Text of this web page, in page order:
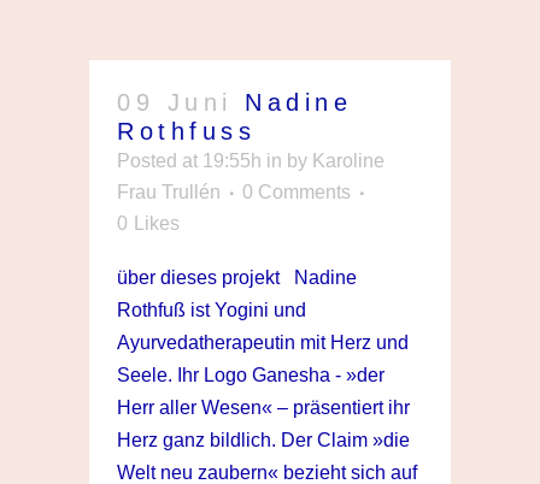
09 Juni
Nadine
Rothfuss
Posted at 19:55h in by Karoline
Frau Trullén
0 Comments
0
Likes
über dieses projekt Nadine
Rothfuß ist Yogini und
Ayurvedatherapeutin mit Herz und
Seele. Ihr Logo Ganesha - »der
Herr aller Wesen« – präsentiert ihr
Herz ganz bildlich. Der Claim »die
Welt neu zaubern« bezieht sich auf